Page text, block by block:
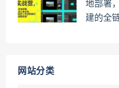
地部署
建的全
网站分类